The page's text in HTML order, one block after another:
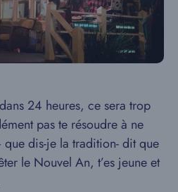
24 heures, ce sera trop
pas te résoudre à ne
dis-je la tradition- dit que
le Nouvel An, t’es jeune et